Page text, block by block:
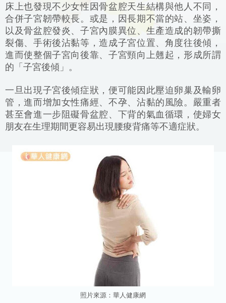
床上也發現不少女性因骨盆腔天生結構與他人不同，
合併子宮韌帶較長。或是，因長期不當的站、坐姿，
以及骨盆腔發炎、子宮內膜異位、生產造成的韌帶撕
裂傷、手術後沾黏等，造成子宮位置、角度往後傾，
進而使整個子宮向後靠、子宮頸向上翹起，形成所謂
的「子宮後傾」。
一旦出現子宮後傾症狀，便可能因此壓迫卵巢及輸卵
管，進而增加女性痛經、不孕、沾黏的風險。嚴重者
甚至會進一步阻礙骨盆腔、下背的氣血循環，使婦女
朋友在生理期間更容易出現腰痠背痛等不適症狀。
照片來源： 華人健康網